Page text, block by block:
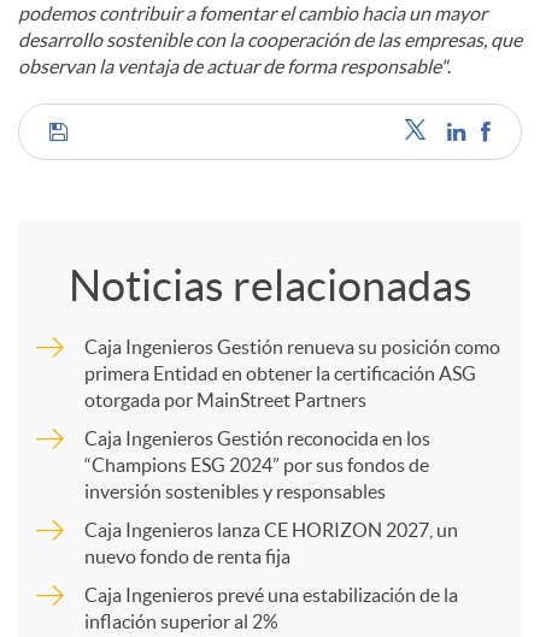
podemos contribuir a fomentar el cambio hacia un mayor
desarrollo sostenible con la cooperación de las empresas, que
observan la ventaja de actuar de forma responsable".
C
r
Noticias relacionadas
Caja Ingenieros Gestión renueva su posición como
primera Entidad en obtener la certificación ASG
otorgada por MainStreet Partners
Caja Ingenieros Gestión reconocida en los
“Champions ESG 2024” por sus fondos de
inversión sostenibles y responsables
Caja Ingenieros lanza CE HORIZON 2027, un
nuevo fondo de renta fija
Caja Ingenieros prevé una estabilización de la
inflación superior al 2%